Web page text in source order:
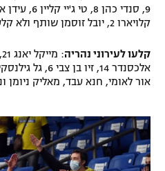
קלויארו 2, יובל זוסמן שותף ולא קלע.
קלעו לעירוני נהריה
אור לאומי, חנא עבד, מאליק ניומן